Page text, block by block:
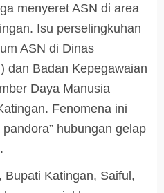
menyeret ASN di area
Isu perselingkuhan
ASN di Dinas
dan Badan Kepegawaian
Daya Manusia
Fenomena ini
hubungan gelap
Bupati Katingan, Saiful,